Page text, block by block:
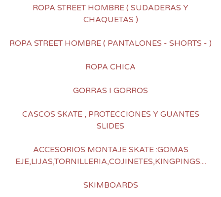
ROPA STREET HOMBRE ( SUDADERAS Y
CHAQUETAS )
ROPA STREET HOMBRE ( PANTALONES - SHORTS - )
ROPA CHICA
GORRAS I GORROS
CASCOS SKATE , PROTECCIONES Y GUANTES
SLIDES
ACCESORIOS MONTAJE SKATE :GOMAS
EJE,LIJAS,TORNILLERIA,COJINETES,KINGPINGS....
SKIMBOARDS